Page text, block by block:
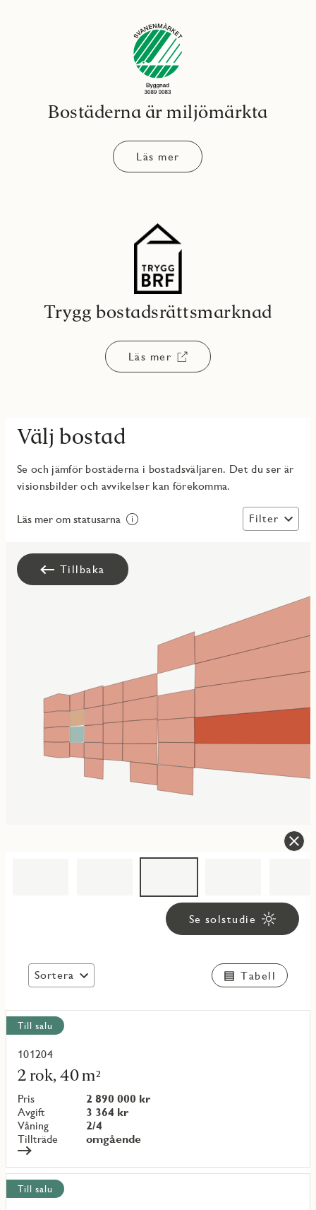
Bostäderna är miljömärkta
Läs mer
Trygg bostadsrättsmarknad
Läs mer
Välj bostad
Se och jämför bostäderna i bostadsväljaren. Det du ser är
visionsbilder och avvikelser kan förekomma.
Läs mer om statusarna Filter
Tillbaka
Se solstudie
Sortera Tabell
Visa
alla
objekt
Till salu
101204
2 rok, 40 m²
Pris
2 890 000 kr
Avgift
3 364 kr
Våning
2/4
Tillträde
omgående
Läs
mer
om
objekt
{objectNumber}
Till salu